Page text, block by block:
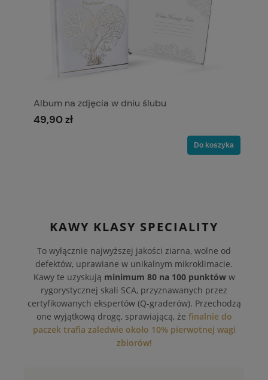
Album na zdjęcia w dniu ślubu
49,90 zł
Do koszyka
KAWY KLASY SPECIALITY
To wyłącznie najwyższej jakości ziarna, wolne od
defektów, uprawiane w unikalnym mikroklimacie.
Kawy te uzyskują minimum 80 na 100 punktóww
rygorystycznej skali SCA, przyznawanych przez
certyfikowanych ekspertów (Q-graderów). Przechodzą
one wyjątkową drogę, sprawiającą, że finalnie do
paczek trafia zaledwie około 10% pierwotnej wagi
zbiorów!